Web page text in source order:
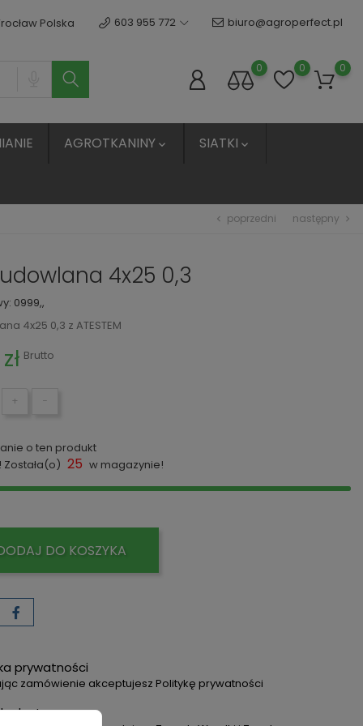
Polska 603 955 772 biuro@agroperfect.pl
0 0 0
AGROTKANINY  SIATKI 
chevron_left poprzedni następny chevron_right
4x25 0,3
0999,,
4x25 0,3 z ATESTEM
Brutto
+ −
o ten produkt
Została(o) 25 w magazynie!
DO KOSZYKA
prywatności
zamówienie akceptujesz Politykę prywatności
dostawy